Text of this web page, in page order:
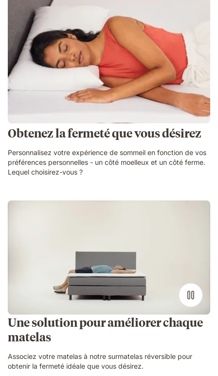
Obtenez la fermeté que vous désirez
Personnalisez votre expérience de sommeil en fonction de vos
préférences personnelles - un côté moelleux et un côté ferme.
Lequel choisirez-vous ?
Une solution pour améliorer chaque
matelas
Associez votre matelas à notre surmatelas réversible pour
obtenir la fermeté idéale que vous désirez.